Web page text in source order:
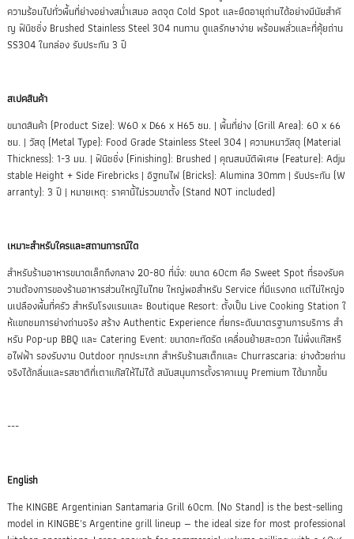
ความร้อนไปทั่วพื้นที่ย่างอย่างสม่ำเสมอ ลดจุด Cold Spot และยืดอายุถ่านได้อย่างมีนัยสำคั
ญ ฟินิชชิ่ง Brushed Stainless Steel 304 ทนทาน ดูแลรักษาง่าย พร้อมพลั่วและที่คุ้ยถ่าน
SS304 ในกล่อง รับประกัน 3 ปี
สเปคสินค้า
ขนาดสินค้า (Product Size): W60 x D66 x H65 ซม. | พื้นที่ย่าง (Grill Area): 60 x 66
ซม. | วัสดุ (Metal Type): Food Grade Stainless Steel 304 | ความหนาวัสดุ (Material
Thickness): 1-3 มม. | ฟินิชชิ่ง (Finishing): Brushed | คุณสมบัติพิเศษ (Feature): Adju
stable Height + Side Firebricks | อิฐทนไฟ (Bricks): Alumina 30mm | รับประกัน (W
arranty): 3 ปี | หมายเหตุ: ราคานี้ไม่รวมขาตั้ง (Stand NOT included)
เหมาะสำหรับใครและสถานการณ์ใด
สำหรับร้านอาหารขนาดเล็กถึงกลาง 20-80 ที่นั่ง: ขนาด 60cm คือ Sweet Spot ที่รองรับค
วามต้องการของร้านอาหารส่วนใหญ่ในไทย ใหญ่พอสำหรับ Service ที่มีแรงกด แต่ไม่ใหญ่จ
นเปลืองพื้นที่ครัว สำหรับโรงแรมและ Boutique Resort: ตั้งเป็น Live Cooking Station ใ
ห้แขกชมการย่างถ่านจริง สร้าง Authentic Experience ที่ยกระดับมาตรฐานการบริการ สำ
หรับ Pop-up BBQ และ Catering Event: ขนาดกะทัดรัด เคลื่อนย้ายสะดวก ไม่พึ่งแก๊สหรื
อไฟฟ้า รองรับงาน Outdoor ทุกประเภท สำหรับร้านสเต็กและ Churrascaria: ย่างด้วยถ่าน
จริงได้กลิ่นและรสชาติที่เตาแก๊สให้ไม่ได้ สนับสนุนการตั้งราคาเมนู Premium ได้มากขึ้น
---
English
The KINGBE Argentinian Santamaria Grill 60cm. (No Stand) is the best-selling
model in KINGBE's Argentine grill lineup — the ideal size for most professional